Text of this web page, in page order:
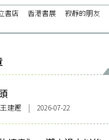
書店 香港書展 寂靜的朋友
建鏗 | 2026-07-22